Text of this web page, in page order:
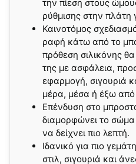
την πίεση στους
ρύθμισης στην πλάτη
Καινοτόμος
ραφή κάτω από το
πρόθεση σιλικόνης
της με ασφάλεια,
εφαρμογή, σιγουριά
μέρα, μέσα ή έξω από
Επένδυση στο
διαμορφώνει το σώμα
να δείχνει πιο λεπτή.
Ιδανικό για πιο
στιλ, σιγουριά και